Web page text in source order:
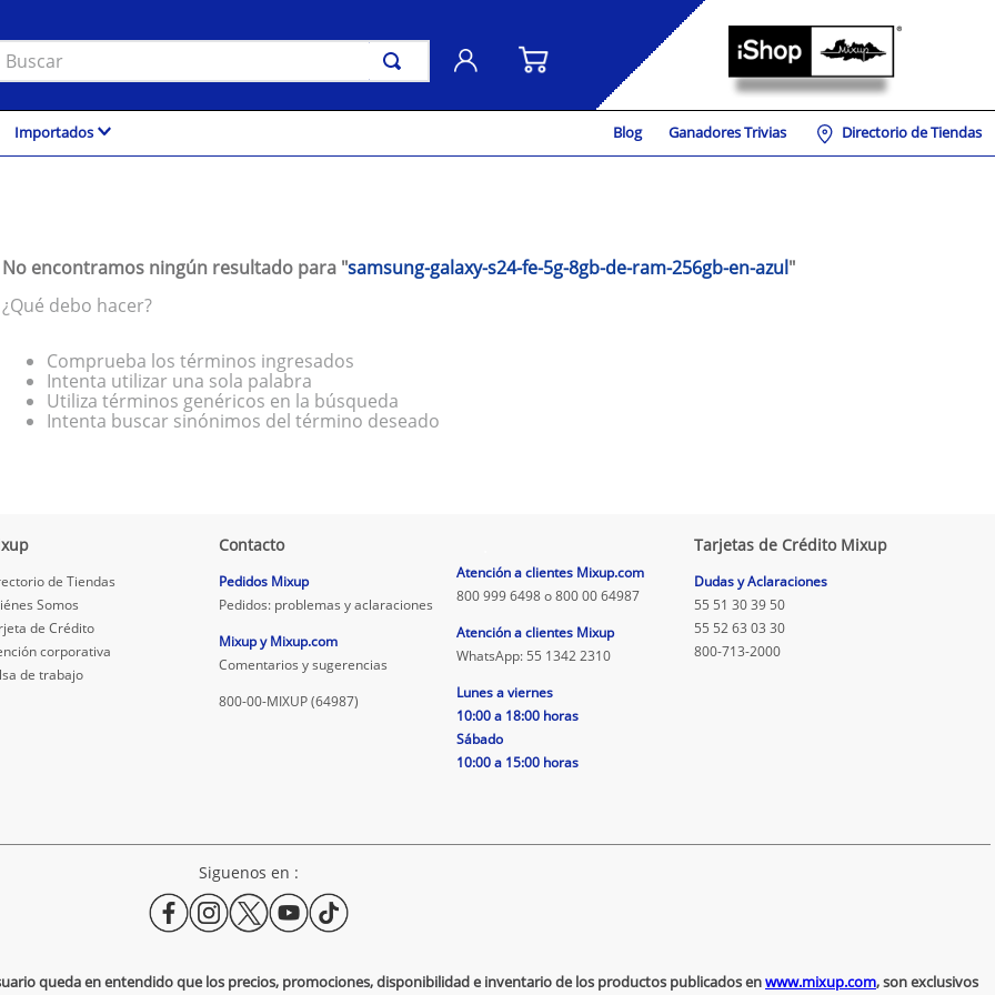
Importados Blog Ganadores Trivias Directorio de Tiendas
No encontramos ningún resultado para "samsung-galaxy-s24-fe-5g-8gb-de-ram-256gb-en-azul"
¿Qué debo hacer?
Comprueba los términos ingresados
Intenta utilizar una sola palabra
Utiliza términos genéricos en la búsqueda
Intenta buscar sinónimos del término deseado
de Tiendas
Somos
de Crédito
corporativa
de trabajo
Contacto
Pedidos Mixup
Pedidos: problemas y aclaraciones
Mixup y Mixup.com
Comentarios y sugerencias
800-00-MIXUP (64987)
Atención a clientes Mixup.com
800 999 6498 o 800 00 64987
Atención a clientes Mixup
WhatsApp: 55 1342 2310
Lunes a viernes
10:00 a 18:00 horas
Sábado
10:00 a 15:00 horas
Tarjetas de Crédito Mixup
Dudas y Aclaraciones
55 51 30 39 50
55 52 63 03 30
800-713-2000
Siguenos en :
queda en entendido que los precios, promociones, disponibilidad e inventario de los productos publicados enwww.mixup.com, son exclusivos